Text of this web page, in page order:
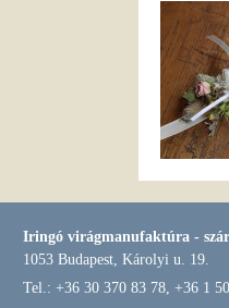
Iringó virágmanufaktúra -
1053 Budapest, Károlyi u. 19.
Tel.: +36 30 370 83 78, +36 1